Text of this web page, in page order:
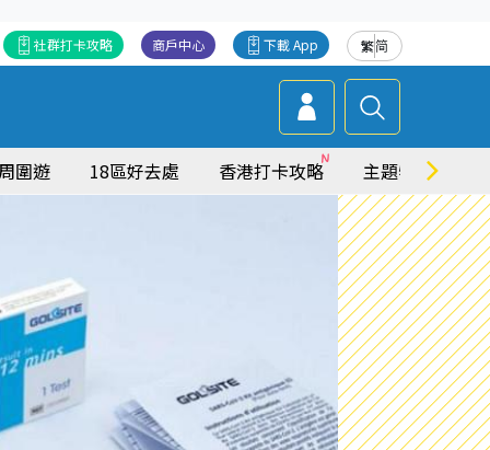
繁简
下載 App
商戶中心
社群打卡攻略
圍遊 18區好去處 香港打卡攻略 主題特集